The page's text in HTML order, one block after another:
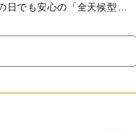
日でも安心の「全天候型」